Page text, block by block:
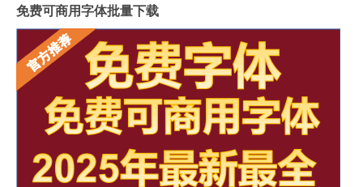
免费可商用字体批量下载